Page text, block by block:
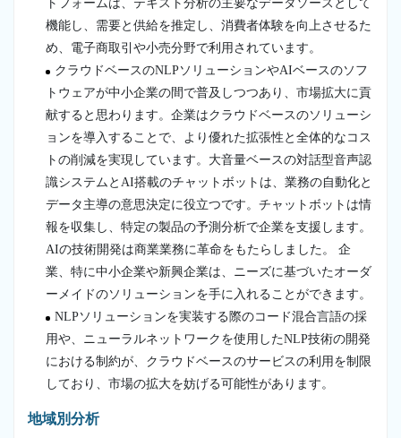
トフォームは、テキスト分析の主要なデータソースとして
機能し、需要と供給を推定し、消費者体験を向上させるた
め、電子商取引や小売分野で利用されています。
クラウドベースのNLPソリューションやAIベースのソフ
トウェアが中小企業の間で普及しつつあり、市場拡大に貢
献すると思わります。企業はクラウドベースのソリューシ
ョンを導入することで、より優れた拡張性と全体的なコス
トの削減を実現しています。大音量ベースの対話型音声認
識システムとAI搭載のチャットボットは、業務の自動化と
データ主導の意思決定に役立つです。チャットボットは情
報を収集し、特定の製品の予測分析で企業を支援します。
AIの技術開発は商業業務に革命をもたらしました。 企
業、特に中小企業や新興企業は、ニーズに基づいたオーダ
ーメイドのソリューションを手に入れることができます。
NLPソリューションを実装する際のコード混合言語の採
用や、ニューラルネットワークを使用したNLP技術の開発
における制約が、クラウドベースのサービスの利用を制限
しており、市場の拡大を妨げる可能性があります。
地域別分析